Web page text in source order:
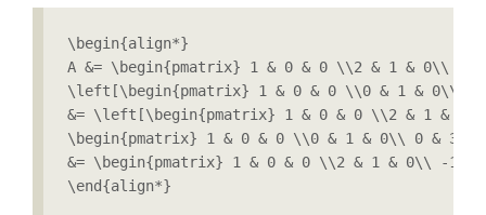
\begin{align*}
A &= \begin{pmatrix} 1 & 0 & 0 \\2 & 1 & 0\\ -1
\left[\begin{pmatrix} 1 & 0 & 0 \\0 & 1 & 0\\ 0
&= \left[\begin{pmatrix} 1 & 0 & 0 \\2 & 1 & 0\\
\begin{pmatrix} 1 & 0 & 0 \\0 & 1 & 0\\ 0 & 3
&= \begin{pmatrix} 1 & 0 & 0 \\2 & 1 & 0\\ -1
\end{align*}